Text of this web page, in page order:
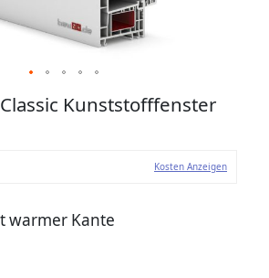
Kunststofffenster
Kosten Anzeigen
warmer Kante